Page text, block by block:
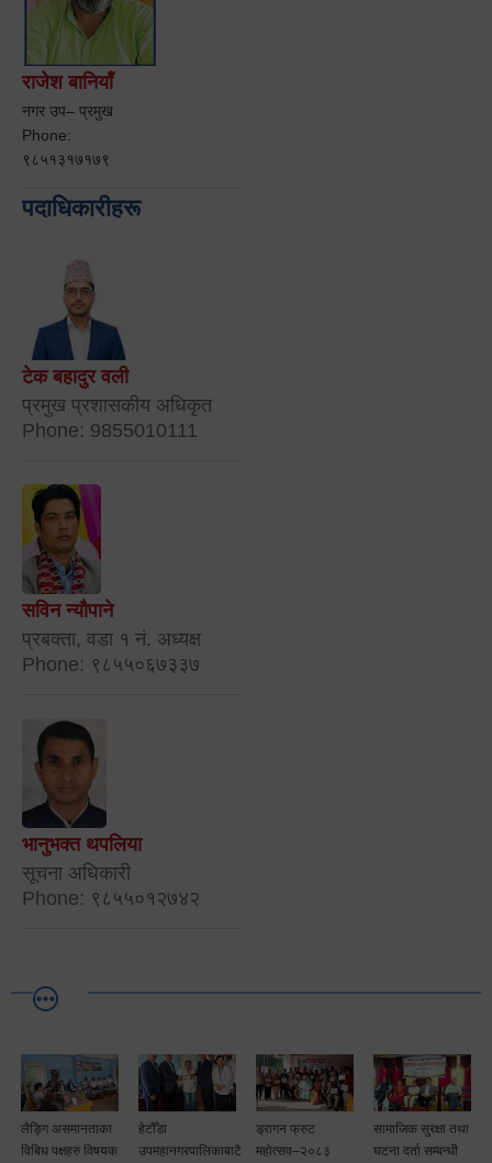
राजेश बानियाँ
नगर उप– प्रमुख
Phone:
९८५१३१७१७९
पदाधिकारीहरू
टेक बहादुर वली
प्रमुख प्रशासकीय अधिकृत
Phone: 9855010111
सविन न्यौपाने
प्रबक्ता, वडा १ नं. अध्यक्ष
Phone: ९८५५०६७३३७
भानुभक्त थपलिया
सूचना अधिकारी
Phone: ९८५५०१२७४२
लैङ्गि असमानताका
विबिध पक्षहरु विषयक
हेटौँडा
उपमहानगरपालिकाबाटै
ड्रागन फ्रुट
महोत्सव–२०८३
सामाजिक सुरक्षा तथा
घटना दर्ता सम्बन्धी